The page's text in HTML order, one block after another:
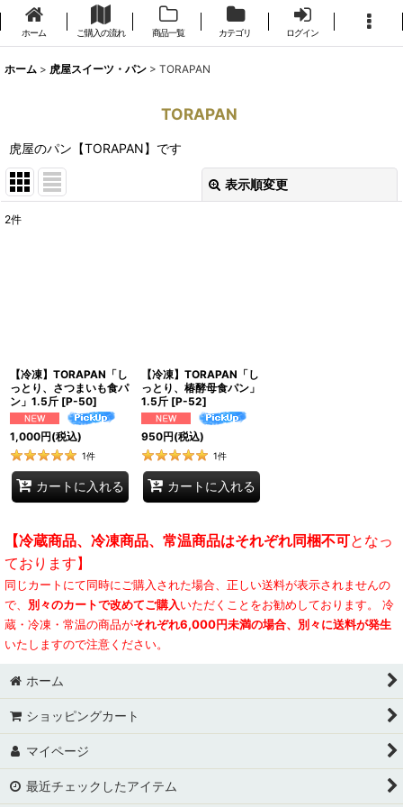
ホーム ご購入の流れ 商品一覧 カテゴリ ログイン
ホーム > 虎屋スイーツ・パン > TORAPAN
TORAPAN
虎屋のパン【TORAPAN】です
表示順変更
2件
【冷凍】TORAPAN「し
っとり、さつまいも食パ
ン」1.5斤 [P-50]
1,000円(税込)
1件
カートに入れる
【冷凍】TORAPAN「し
っとり、椿酵母食パン」
1.5斤 [P-52]
950円(税込)
1件
カートに入れる
【冷蔵商品、冷凍商品、常温商品はそれぞれ同梱不可となっ
ております】
同じカートにて同時にご購入された場合、正しい送料が表示されませんの
で、 別々のカートで改めてご購入いただくことをお勧めしております。 冷
蔵・冷凍・常温の商品がそれぞれ6,000円未満の場合、別々に送料が発生
いたしますので注意ください。
ホーム
ショッピングカート
マイページ
最近チェックしたアイテム